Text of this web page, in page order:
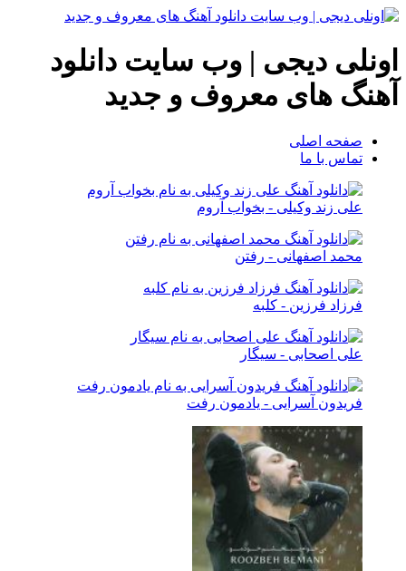
اونلی دیجی | وب سایت دانلود
آهنگ های معروف و جدید
صفحه اصلی
تماس با ما
علی زند وکیلی - بخواب آروم
محمد اصفهانی - رفتن
فرزاد فرزین - کلبه
علی اصحابی - سیگار
فریدون آسرایی - یادمون رفت